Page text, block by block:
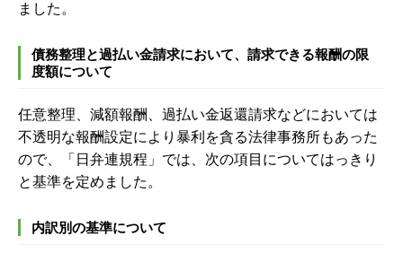
ました。
債務整理と過払い金請求において、請求できる報酬の限
度額について
任意整理、減額報酬、過払い金返還請求などにおいては
不透明な報酬設定により暴利を貪る法律事務所もあった
ので、
「日弁連規程」では、次の項目についてはっきり
と基準を定めました。
内訳別の基準について